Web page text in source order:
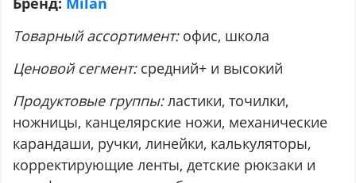
Товарный ассортимент:офис, школа
Ценовой сегмент: средний+ и высокий
Продуктовые группы:ластики, точилки,
ножницы, канцелярские ножи, механические
карандаши, ручки, линейки, калькуляторы,
корректирующие ленты, детские рюкзаки и